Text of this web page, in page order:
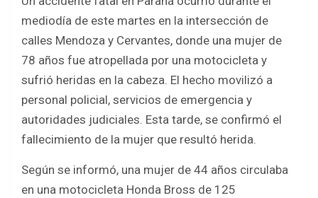
ce
b
o
o
k
tt
er
at
s
A
p
p
ar
e
mediodía de este martes en la intersección de
calles Mendoza y Cervantes, donde una mujer de
78 años fue atropellada por una motocicleta y
sufrió heridas en la cabeza. El hecho movilizó a
personal policial, servicios de emergencia y
autoridades judiciales. Esta tarde, se confirmó el
fallecimiento de la mujer que resultó herida.
Según se informó, una mujer de 44 años circulaba
en una motocicleta Honda Bross de 125